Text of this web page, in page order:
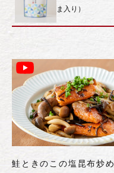
ま入り）
鮭ときのこの塩昆布炒め